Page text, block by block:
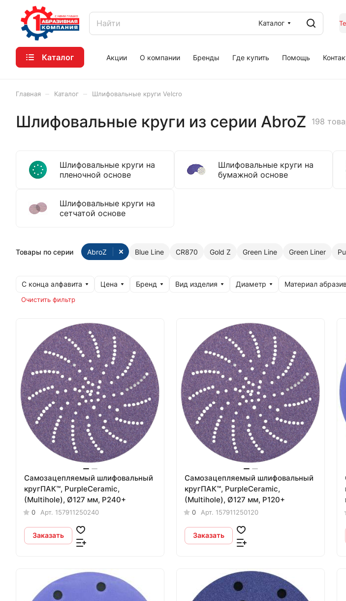
Каталог
Каталог Акции О компании Бренды Где купить Помощь
Главная Каталог Шлифовальные круги Velcro
Шлифовальные круги из серии AbroZ 198
Шлифовальные круги на
пленочной основе
Шлифовальные круги на
бумажной основе
Шлифовальные круги на
сетчатой основе
Товары по серии AbroZ Blue Line CR870 Gold Z Green Line Green Liner
С конца алфавита Цена Бренд Вид изделия Диаметр Материал
Очистить фильтр
Самозацепляемый шлифовальный
кругПАК™, PurpleСeramic,
(Multihole), Ø127 мм, Р240+
0 Арт. 157911250240
Заказать
Самозацепляемый шлифовальный
кругПАК™, PurpleСeramic,
(Multihole), Ø127 мм, P120+
0 Арт. 157911250120
Заказать